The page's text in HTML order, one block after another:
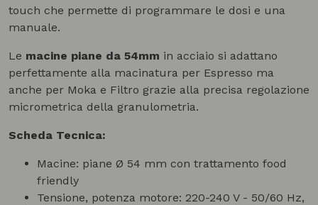
touch che permette di programmare le dosi e una
manuale.
Le macine piane da 54mm in acciaio si adattano
perfettamente alla macinatura per Espresso ma
anche per Moka e Filtro grazie alla precisa regolazione
micrometrica della granulometria.
Scheda Tecnica:
Macine: piane Ø 54 mm con trattamento food
friendly
Tensione, potenza motore: 220-240 V - 50/60 Hz,